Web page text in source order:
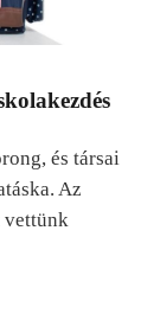
és társai
Az
vettünk